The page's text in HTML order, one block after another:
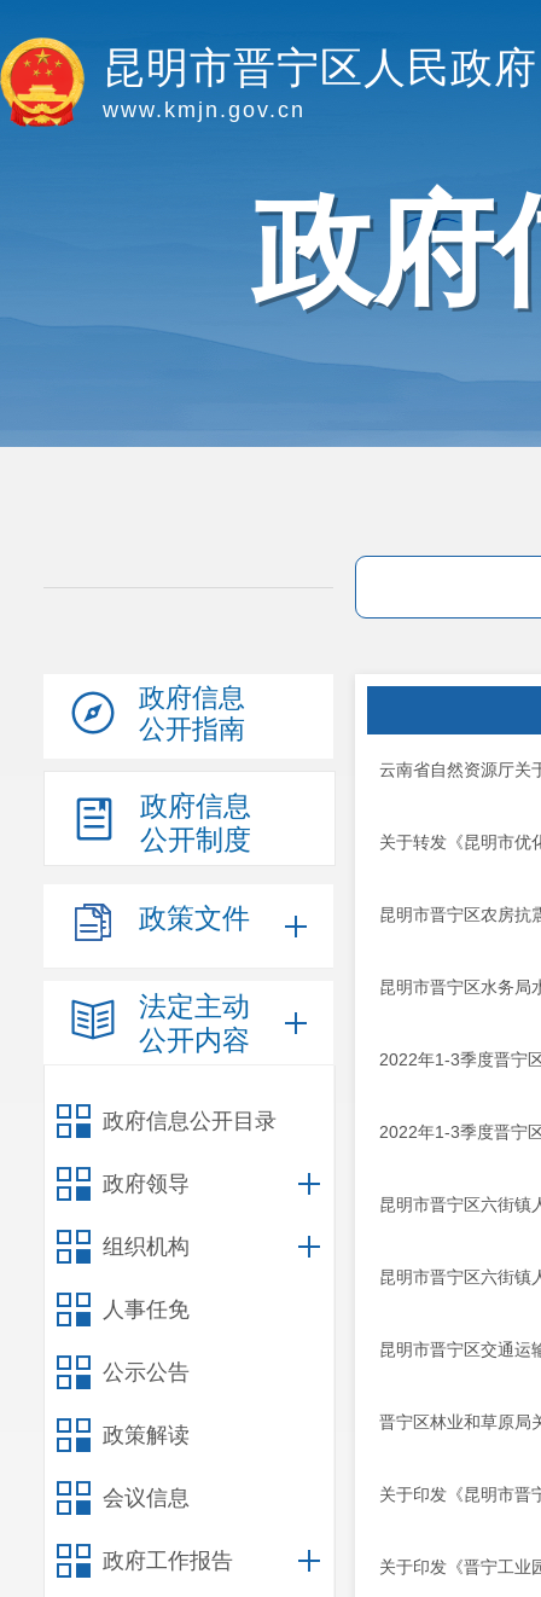
昆明市晋宁区人民政府
www.kmjn.gov.cn
政府
政府信息
公开指南
政府信息
公开制度
政策文件
法定主动
公开内容
政府信息公开目录
政府领导
组织机构
人事任免
公示公告
政策解读
会议信息
政府工作报告
云南省自然资源厅关
关于转发《昆明市优
昆明市晋宁区农房抗
昆明市晋宁区水务局
2022年1-3季度晋宁
2022年1-3季度晋宁
昆明市晋宁区六街镇
昆明市晋宁区六街镇
昆明市晋宁区交通运
晋宁区林业和草原局
关于印发《昆明市晋
关于印发《晋宁工业